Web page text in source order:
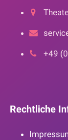
+49
Rechtliche